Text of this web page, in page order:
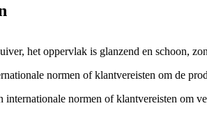
het oppervlak is glanzend en schoon,
normen of klantvereisten om de
normen of klantvereisten om